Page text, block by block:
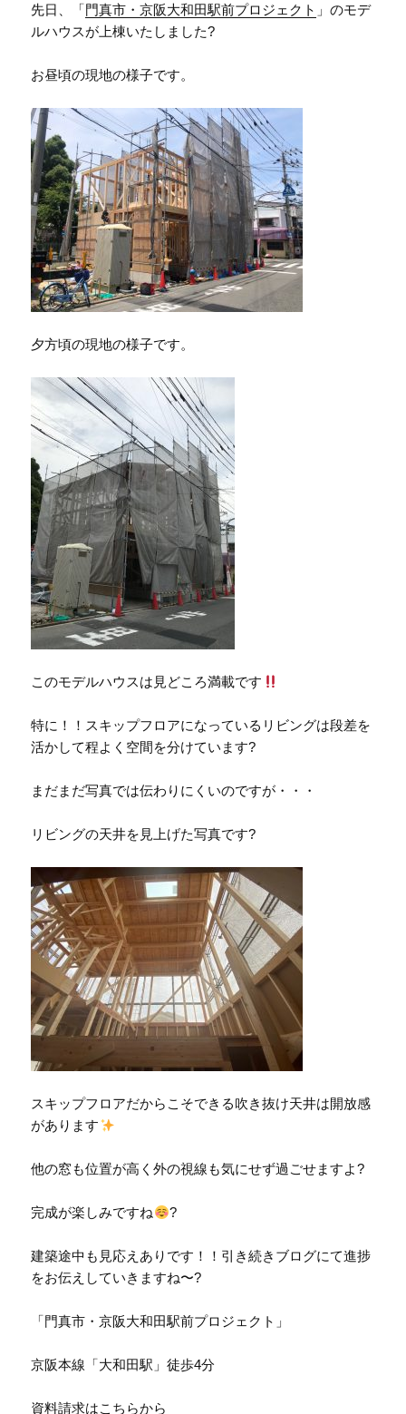
先日、「門真市・京阪大和田駅前プロジェクト 」のモデ
ルハウスが上棟いたしました?
お昼頃の現地の様子です。
夕方頃の現地の様子です。
このモデルハウスは見どころ満載です
特に！！スキップフロアになっているリビングは段差を
活かして程よく空間を分けています?
まだまだ写真では伝わりにくいのですが・・・
リビングの天井を見上げた写真です?
スキップフロアだからこそできる吹き抜け天井は開放感
があります
他の窓も位置が高く外の視線も気にせず過ごせますよ?
完成が楽しみですね ?
建築途中も見応えありです！！引き続きブログにて進捗
をお伝えしていきますね〜?
「門真市・京阪大和田駅前プロジェクト」
京阪本線「大和田駅」徒歩4分
資料請求はこちらから